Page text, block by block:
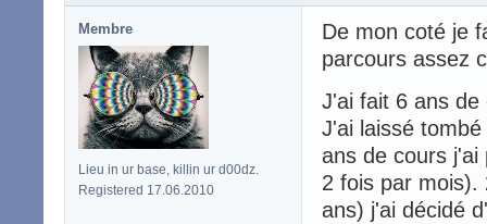
Membre
Lieu in ur base, killin ur d00dz.
Registered 17.06.2010
De mon coté je
parcours assez
J'ai fait 6 ans de
J'ai laissé
ans de cours j'ai
2 fois par mois).
ans) j'ai décidé